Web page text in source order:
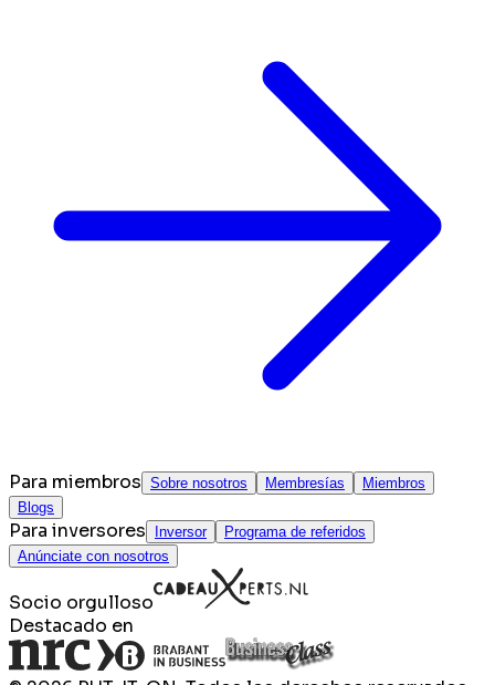
Para miembros Sobre nosotros Membresías
Miembros
Blogs
Para inversores Inversor
Programa de referidos
Anúnciate con nosotros
Socio orgulloso
Destacado en